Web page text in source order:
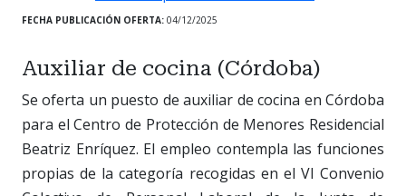
FECHA PUBLICACIÓN OFERTA: 04/12/2025
Auxiliar de cocina (Córdoba)
Se oferta un puesto de auxiliar de cocina en Córdoba
para el Centro de Protección de Menores Residencial
Beatriz Enríquez. El empleo contempla las funciones
propias de la categoría recogidas en el VI Convenio